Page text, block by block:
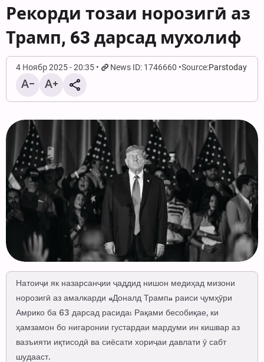
Рекорди тозаи норозигӣ аз
Трамп, 63 дарсад мухолиф
4 Ноябр 2025 - 20:35 News ID: 1746660 Source:Parstoday
Натоиҷи як назарсанҷии ҷаддид нишон медиҳад мизони
норозигӣ аз амалкарди «Доналд Трамп» раиси ҷумҳӯри
Амрико ба 63 дарсад расида؛ Рақами бесобиқае, ки
ҳамзамон бо нигаронии густардаи мардуми ин кишвар аз
вазъияти иқтисодӣ ва сиёсати хориҷаи давлати ӯ сабт
шудааст.